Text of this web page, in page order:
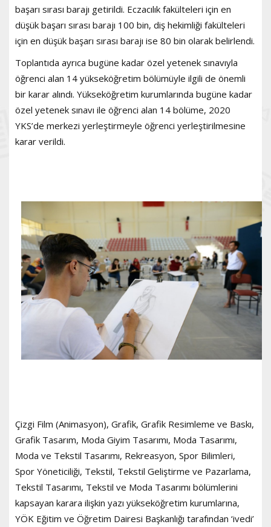
başarı sırası barajı getirildi. Eczacılık fakülteleri için en
düşük başarı sırası barajı 100 bin, diş hekimliği fakülteleri
için en düşük başarı sırası barajı ise 80 bin olarak belirlendi.
Toplantıda ayrıca bugüne kadar özel yetenek sınavıyla
öğrenci alan 14 yükseköğretim bölümüyle ilgili de önemli
bir karar alındı. Yükseköğretim kurumlarında bugüne kadar
özel yetenek sınavı ile öğrenci alan 14 bölüme, 2020
YKS’de merkezi yerleştirmeyle öğrenci yerleştirilmesine
karar verildi.
Çizgi Film (Animasyon), Grafik, Grafik Resimleme ve Baskı,
Grafik Tasarım, Moda Giyim Tasarımı, Moda Tasarımı,
Moda ve Tekstil Tasarımı, Rekreasyon, Spor Bilimleri,
Spor Yöneticiliği, Tekstil, Tekstil Geliştirme ve Pazarlama,
Tekstil Tasarımı, Tekstil ve Moda Tasarımı bölümlerini
kapsayan karara ilişkin yazı yükseköğretim kurumlarına,
YÖK Eğitim ve Öğretim Dairesi Başkanlığı tarafından ‘ivedi’